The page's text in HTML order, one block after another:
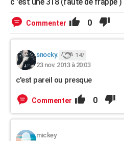
Commenter 0
snocky. 147
23 nov. 2013 à 20:03
c'est pareil ou presque
Commenter 0
mickey